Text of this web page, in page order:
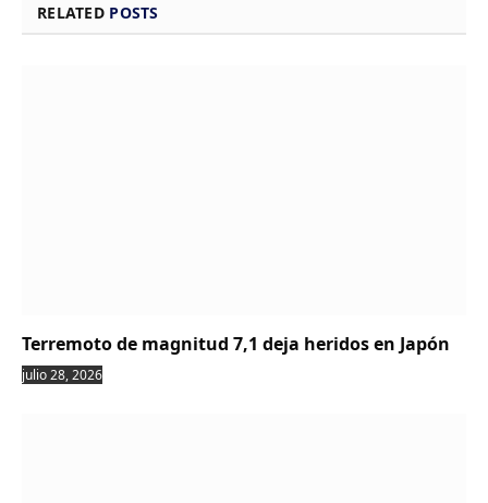
RELATED POSTS
Terremoto de magnitud 7,1 deja heridos en Japón
julio 28, 2026